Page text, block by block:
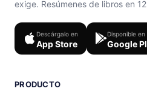
exige. Resúmenes de libros en
Descárgalo en
App Store
Disponible en
Google
PRODUCTO